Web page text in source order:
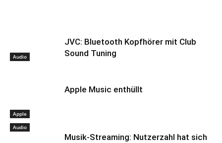
Audio
JVC: Bluetooth Kopfhörer mit Club
Sound Tuning
Apple
Apple Music enthüllt
Audio
Musik-Streaming: Nutzerzahl hat sich